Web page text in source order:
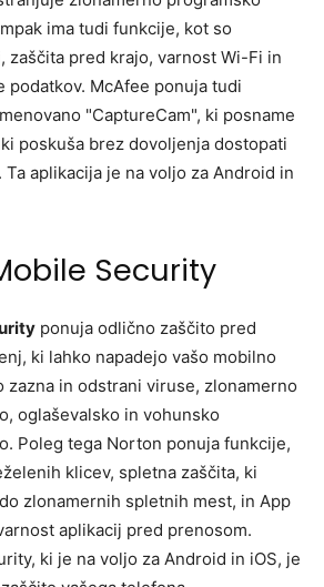
ima tudi funkcije, kot so
zaščita pred krajo, varnost Wi-Fi in
podatkov. McAfee ponuja tudi
"CaptureCam", ki posname
poskuša brez dovoljenja dostopati
aplikacija je na voljo za Android in
Security
ponuja odlično zaščito pred
ki lahko napadejo vašo mobilno
zazna in odstrani viruse, zlonamerno
oglaševalsko in vohunsko
Poleg tega Norton ponuja funkcije,
klicev, spletna zaščita, ki
zlonamernih spletnih mest, in App
aplikacij pred prenosom.
ki je na voljo za Android in iOS, je